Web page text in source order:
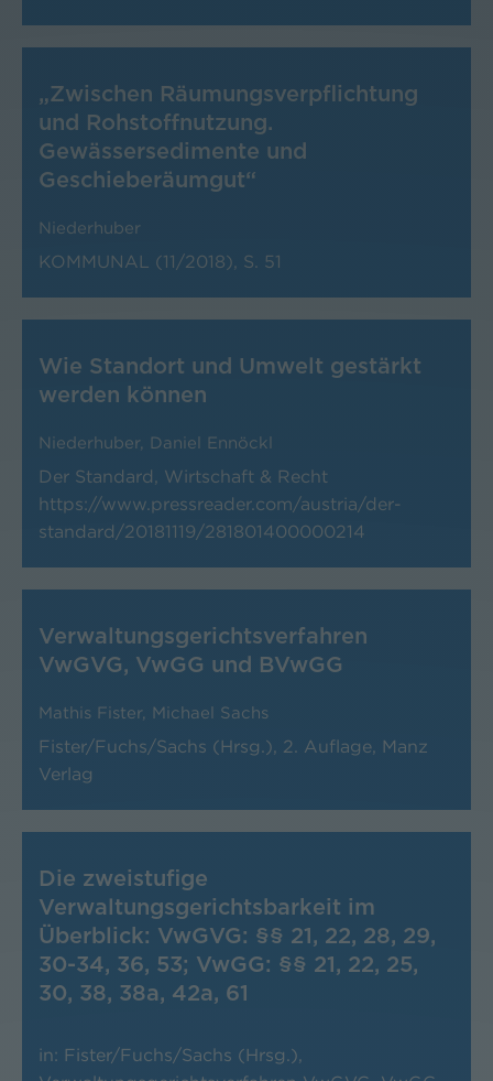
„Zwischen Räumungsverpflichtung
und Rohstoffnutzung.
Gewässersedimente und
Geschieberäumgut“
Niederhuber
KOMMUNAL (11/2018), S. 51
Wie Standort und Umwelt gestärkt
werden können
Niederhuber, Daniel Ennöckl
Der Standard, Wirtschaft & Recht
https://www.pressreader.com/austria/der-
standard/20181119/281801400000214
Verwaltungsgerichtsverfahren
VwGVG, VwGG und BVwGG
Mathis Fister, Michael Sachs
Fister/Fuchs/Sachs (Hrsg.), 2. Auflage, Manz
Verlag
Die zweistufige
Verwaltungsgerichtsbarkeit im
Überblick: VwGVG: §§ 21, 22, 28, 29,
30-34, 36, 53; VwGG: §§ 21, 22, 25,
30, 38, 38a, 42a, 61
in: Fister/Fuchs/Sachs (Hrsg.),